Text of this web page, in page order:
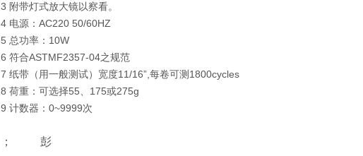
3 附带灯式放大镜以察看。
4 电源：AC220 50/60HZ
5 总功率：10W
6 符合ASTMF2357-04之规范
7 纸带（用一般测试）宽度11/16”,每卷可测1800cycles
8 荷重：可选择55、175或275g
9 计数器：0~9999次
； 彭